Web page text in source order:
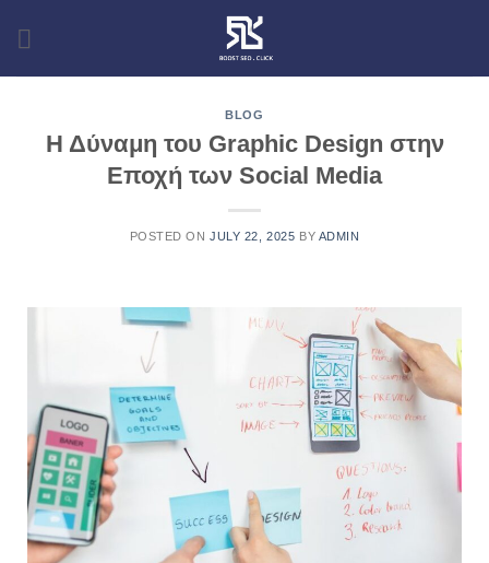
BLOG
Η Δύναμη του Graphic Design στην
Εποχή των Social Media
POSTED ONJULY 22, 2025 BY ADMIN